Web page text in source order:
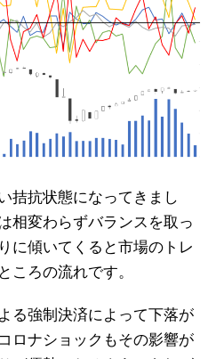
拮抗状態になってきまし
相変わらずバランスを取っ
に傾いてくると市場のトレ
ころの流れです。
る強制決済によって下落が
ロナショックもその影響が